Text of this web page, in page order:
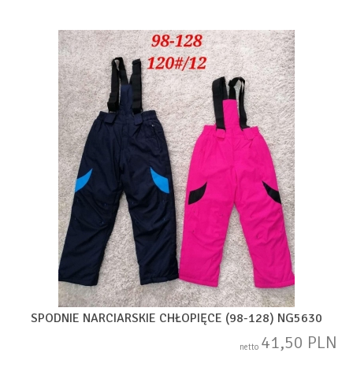
SPODNIE NARCIARSKIE CHŁOPIĘCE (98-128) NG5630
netto 41,50 PLN